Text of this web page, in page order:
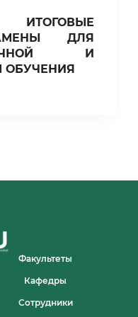
ДЛЯ
И
Факультеты
Кафедры
Сотрудники